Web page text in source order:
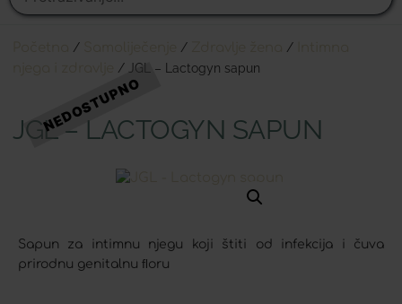
/ / /
/ JGL – Lactogyn sapun
JGL – LACTOGYN SAPUN
Sapun za intimnu njegu koji štiti od infekcija i čuva
prirodnu genitalnu ﬂoru